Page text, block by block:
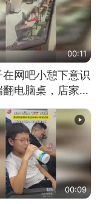
00:11
在网吧小憩下意识
翻电脑桌，店家3
器与机械臂损坏
00:09